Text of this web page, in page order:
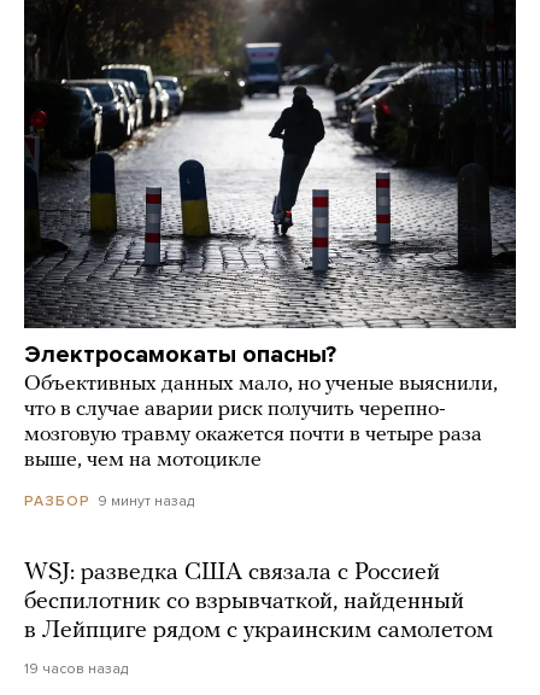
Электросамокаты опасны?
Объективных данных мало, но ученые выяснили,
что в случае аварии риск получить черепно-
мозговую травму окажется почти в четыре раза
выше, чем на мотоцикле
РАЗБОР 9 минут назад
WSJ: разведка США связала с Россией
беспилотник со взрывчаткой, найденный
в Лейпциге рядом с украинским самолетом
19 часов назад